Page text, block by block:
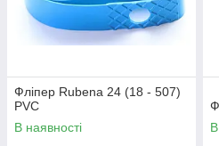
Фліпер Rubena 24 (18 - 507)
PVC
В наявності